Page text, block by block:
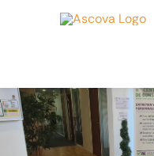
Accueil